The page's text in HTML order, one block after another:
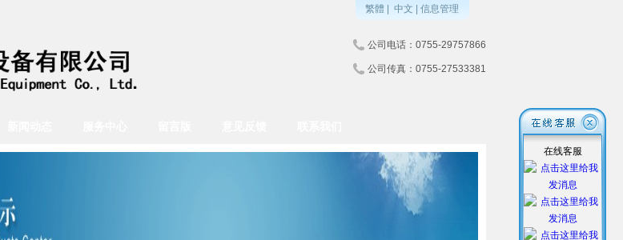
繁體 中文 信息管理
公司电话：0755-29757866
公司传真：0755-27533381
在线客服